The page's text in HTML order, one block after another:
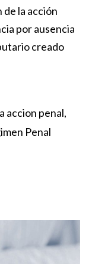
de la acción
por ausencia
creado
accion penal,
Penal